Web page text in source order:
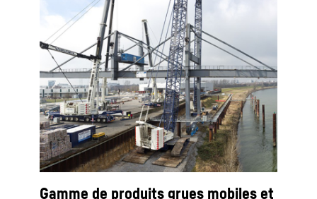
Gamme de produits grues mobiles et